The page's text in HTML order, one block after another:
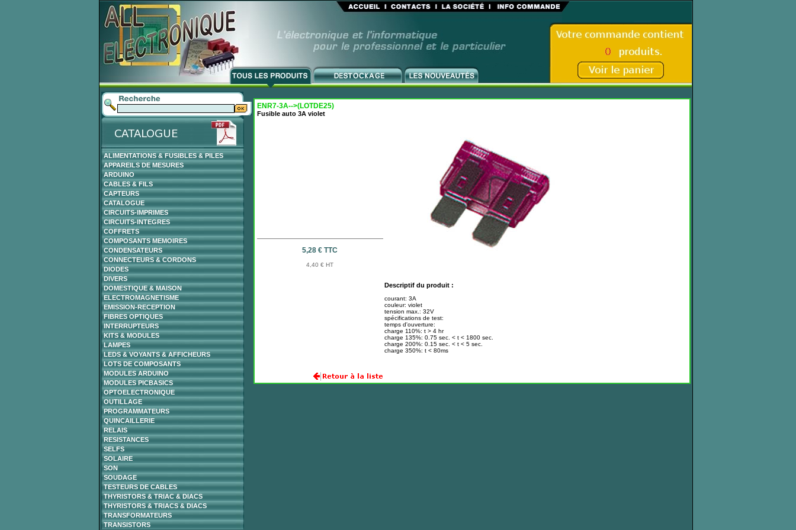
ALIMENTATIONS & FUSIBLES & PILES
APPAREILS DE MESURES
ARDUINO
CABLES & FILS
CAPTEURS
CATALOGUE
CIRCUITS-IMPRIMES
CIRCUITS-INTEGRES
COFFRETS
COMPOSANTS MEMOIRES
CONDENSATEURS
CONNECTEURS & CORDONS
DIODES
DIVERS
DOMESTIQUE & MAISON
ELECTROMAGNETISME
EMISSION-RECEPTION
FIBRES OPTIQUES
INTERRUPTEURS
KITS & MODULES
LAMPES
LEDS & VOYANTS & AFFICHEURS
LOTS DE COMPOSANTS
MODULES ARDUINO
MODULES PICBASICS
OPTOELECTRONIQUE
OUTILLAGE
PROGRAMMATEURS
QUINCAILLERIE
RELAIS
RESISTANCES
SELFS
SOLAIRE
SON
SOUDAGE
TESTEURS DE CABLES
THYRISTORS & TRIAC & DIACS
THYRISTORS & TRIACS & DIACS
TRANSFORMATEURS
TRANSISTORS
ENR7-3A-->(LOTDE25)
Fusible auto 3A violet
5,28 € TTC
4,40 € HT
Descriptif du produit :
courant: 3A
couleur: violet
tension max.: 32V
spécifications de test:
temps d'ouverture:
charge 110%: t > 4 hr
charge 135%: 0.75 sec. < t < 1800 sec.
charge 200%: 0.15 sec. < t < 5 sec.
charge 350%: t < 80ms